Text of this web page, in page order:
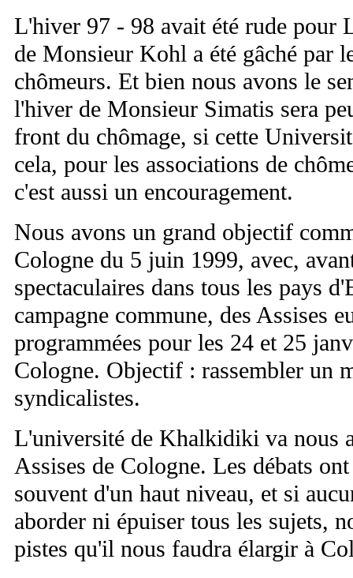
L'hiver 97 - 98 avait été rude pour
de Monsieur Kohl a été gâché par
chômeurs. Et bien nous avons le
l'hiver de Monsieur Simatis sera
front du chômage, si cette
cela, pour les associations de
c'est aussi un encouragement.
Nous avons un grand objectif
Cologne du 5 juin 1999, avec,
spectaculaires dans tous les pays
campagne commune, des Assises
programmées pour les 24 et 25
Cologne. Objectif : rassembler un
syndicalistes.
L'université de Khalkidiki va nous
Assises de Cologne. Les débats
souvent d'un haut niveau, et si
aborder ni épuiser tous les sujets,
pistes qu'il nous faudra élargir à